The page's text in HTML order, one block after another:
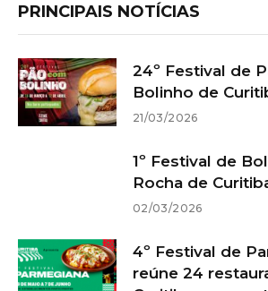
PRINCIPAIS NOTÍCIAS
24º Festival de
Bolinho de
21/03/2026
1º Festival de
Rocha de
02/03/2026
4º Festival de
reúne 24